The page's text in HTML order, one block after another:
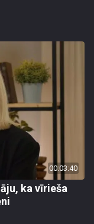
00:03:40
ka vīrieša